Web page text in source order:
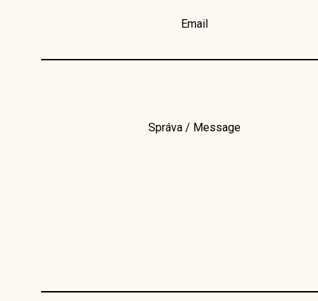
Email
Správa / Message